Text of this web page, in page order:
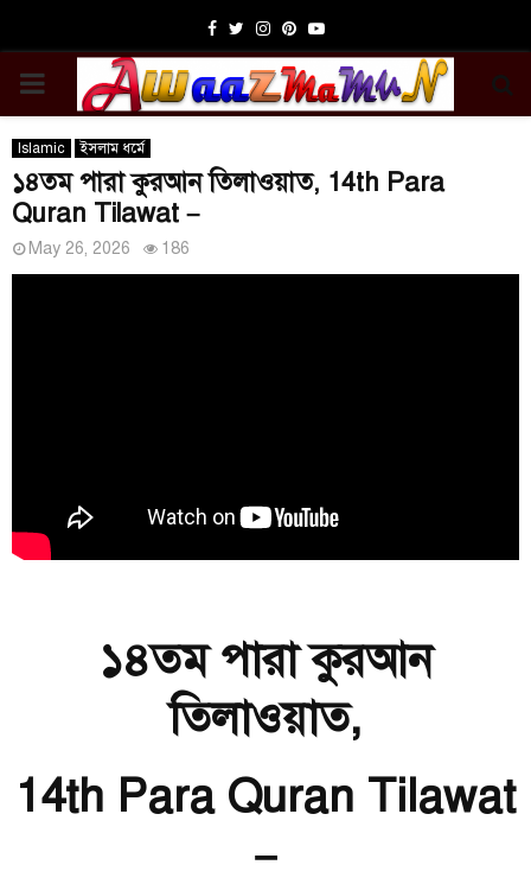
Facebook
TwitterInstagram
Pinterest
Youtube
PRIMARY
MENU
Islamic ইসলাম ধর্মে
১৪তম পারা কুরআন তিলাওয়াত, 14th Para
Quran Tilawat –
May 26, 2026 186
১৪তম পারা কুরআন
তিলাওয়াত,
14th Para Quran Tilawat
–